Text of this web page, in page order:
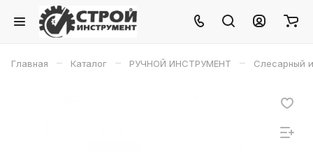
Главная – Каталог – РУЧНОЙ ИНСТРУМЕНТ – Слесарный